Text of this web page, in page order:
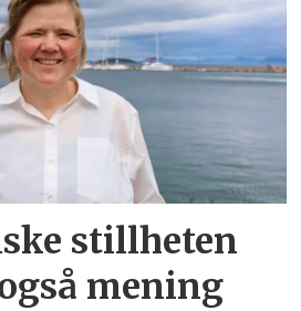
stillheten
mening